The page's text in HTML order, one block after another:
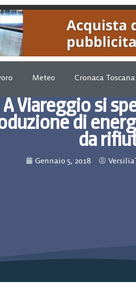
Meteo Cronaca Toscana
A Viareggio si
di
da
Gennaio 5, 2018